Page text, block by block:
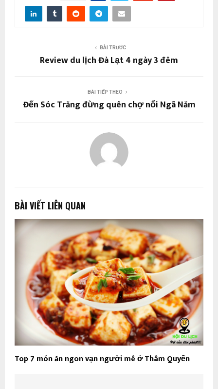
BÀI TRƯỚC
Review du lịch Đà Lạt 4 ngày 3 đêm
BÀI TIẾP THEO
Đến Sóc Trăng đừng quên chợ nổi Ngã Năm
BÀI VIẾT LIÊN QUAN
Top 7 món ăn ngon vạn người mê ở Thâm Quyến